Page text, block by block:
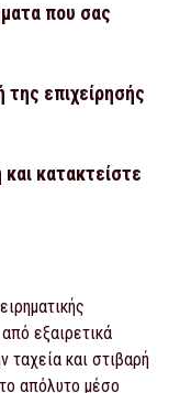
που σας
επιχείρησής
κατακτείστε
εξαιρετικά
ταχεία και στιβαρή
απόλυτο μέσο